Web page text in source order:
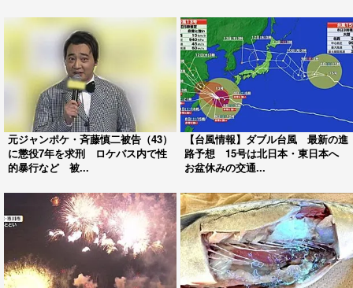
元ジャンポケ・斉藤慎二被告（43）
に懲役7年を求刑 ロケバス内で性
的暴行など 被...
【台風情報】ダブル台風 最新の進
路予想 15号は北日本・東日本へ
お盆休みの交通...